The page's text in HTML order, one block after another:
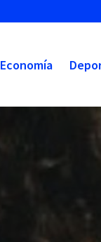
Economía